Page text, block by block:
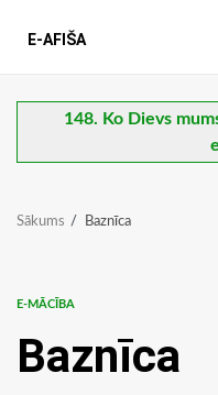
E-AFIŠA
148. Ko Dievs
Sākums Baznīca
E-MĀCĪBA
Baznīca